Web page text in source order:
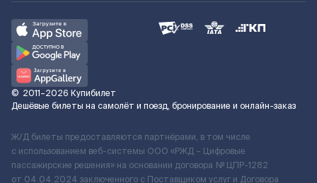
© 2011–2026 Купибилет
Дешёвые билеты на самолёт и поезд, бронирование и онлайн-заказ
Ж/Д билеты предоставляются партнёрами, в том числе
с использованием веб-системы ООО «РЖД – Цифровые
пассажирские решения» на основании договора № ЦПР-1282
от 04.04.2024 заключенного с Поставщиком услуг и Договора